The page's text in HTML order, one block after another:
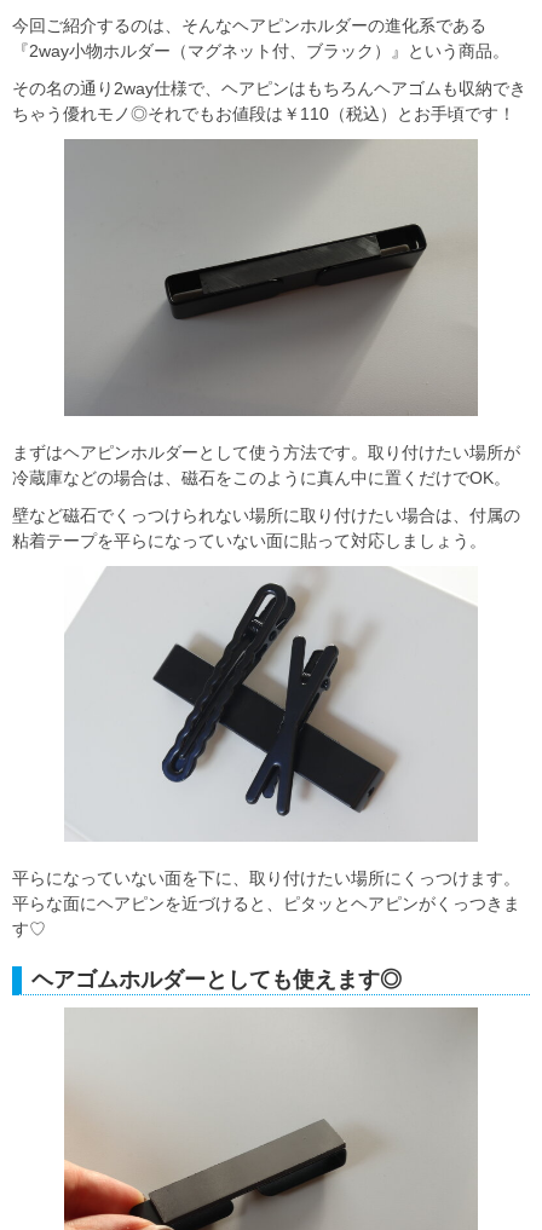
今回ご紹介するのは、そんなヘアピンホルダーの進化系である
『2way小物ホルダー（マグネット付、ブラック）』という商品。
その名の通り2way仕様で、ヘアピンはもちろんヘアゴムも収納でき
ちゃう優れモノ◎それでもお値段は￥110（税込）とお手頃です！
まずはヘアピンホルダーとして使う方法です。取り付けたい場所が
冷蔵庫などの場合は、磁石をこのように真ん中に置くだけでOK。
壁など磁石でくっつけられない場所に取り付けたい場合は、付属の
粘着テープを平らになっていない面に貼って対応しましょう。
平らになっていない面を下に、取り付けたい場所にくっつけます。
平らな面にヘアピンを近づけると、ピタッとヘアピンがくっつきま
す♡
ヘアゴムホルダーとしても使えます◎